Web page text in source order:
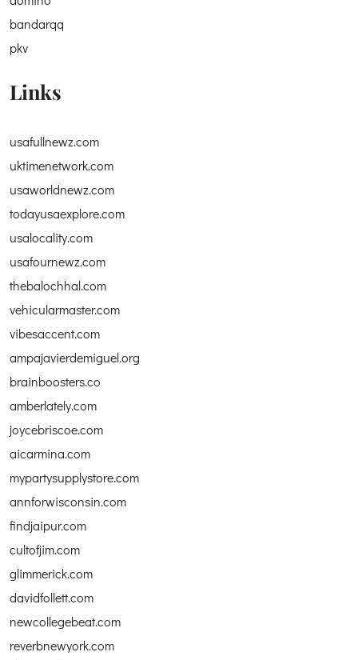
bandarqq
pkv
Links
usafullnewz.com
uktimenetwork.com
usaworldnewz.com
todayusaexplore.com
usalocality.com
usafournewz.com
thebalochhal.com
vehicularmaster.com
vibesaccent.com
ampajavierdemiguel.org
brainboosters.co
amberlately.com
joycebriscoe.com
aicarmina.com
mypartysupplystore.com
annforwisconsin.com
findjaipur.com
cultofjim.com
glimmerick.com
davidfollett.com
newcollegebeat.com
reverbnewyork.com